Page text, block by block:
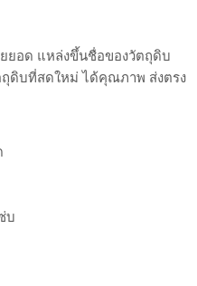
ยอด แหล่งขึ้นชื่อของวัตถุดิบ
ถุดิบที่สดใหม่ ได้คุณภาพ ส่งตรง
บ